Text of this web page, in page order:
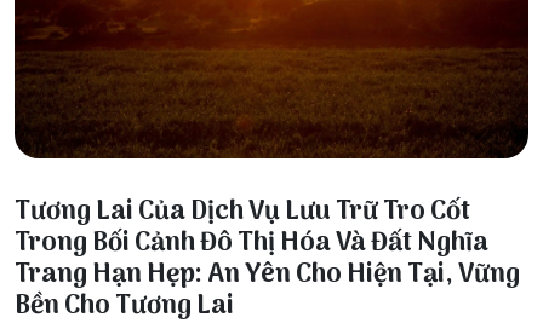
Tương Lai Của Dịch Vụ Lưu Trữ Tro Cốt
Trong Bối Cảnh Đô Thị Hóa Và Đất Nghĩa
Trang Hạn Hẹp: An Yên Cho Hiện Tại, Vững
Bền Cho Tương Lai